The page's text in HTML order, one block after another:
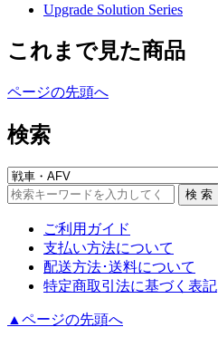
Upgrade Solution Series
これまで見た商品
ページの先頭へ
検索
ご利用ガイド
支払い方法について
配送方法･送料について
特定商取引法に基づく表記
▲ページの先頭へ